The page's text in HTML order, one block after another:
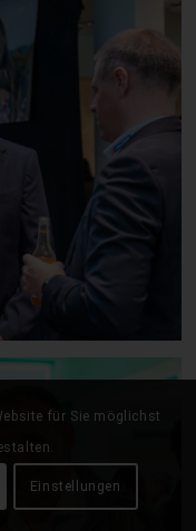
für Sie möglichst
Einstellungen